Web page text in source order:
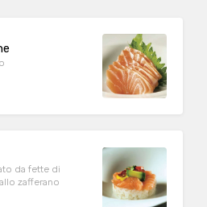
da fette di
zafferano